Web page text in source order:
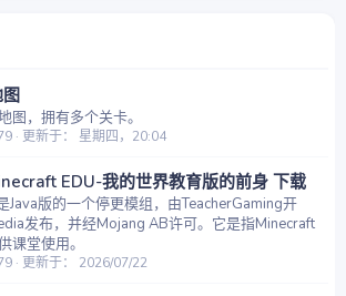
图，拥有多个关卡。
更新于： 星期四，20:04
EDU-我的世界教育版的前身 下载
Java版的一个停更模组，由TeacherGaming开
发布，并经Mojang AB许可。它是指Minecraft
课堂使用。
更新于： 2026/07/22